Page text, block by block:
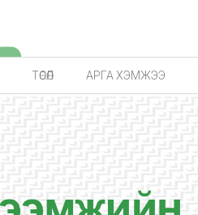
ТӨСӨЛ АРГА ХЭМЖЭЭ